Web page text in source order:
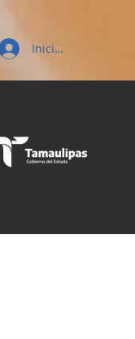
Inicio de sesión